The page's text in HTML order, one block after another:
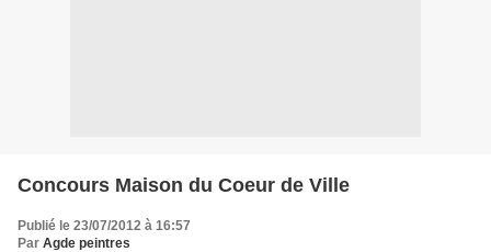
Concours Maison du Coeur de Ville
Publié le 23/07/2012 à 16:57
Par Agde peintres